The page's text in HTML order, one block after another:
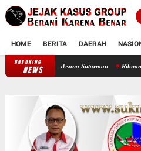
HOME BERITA DAERAH
BREAKING
NEWS
Witjaksono Sutarman Ribuan Paket